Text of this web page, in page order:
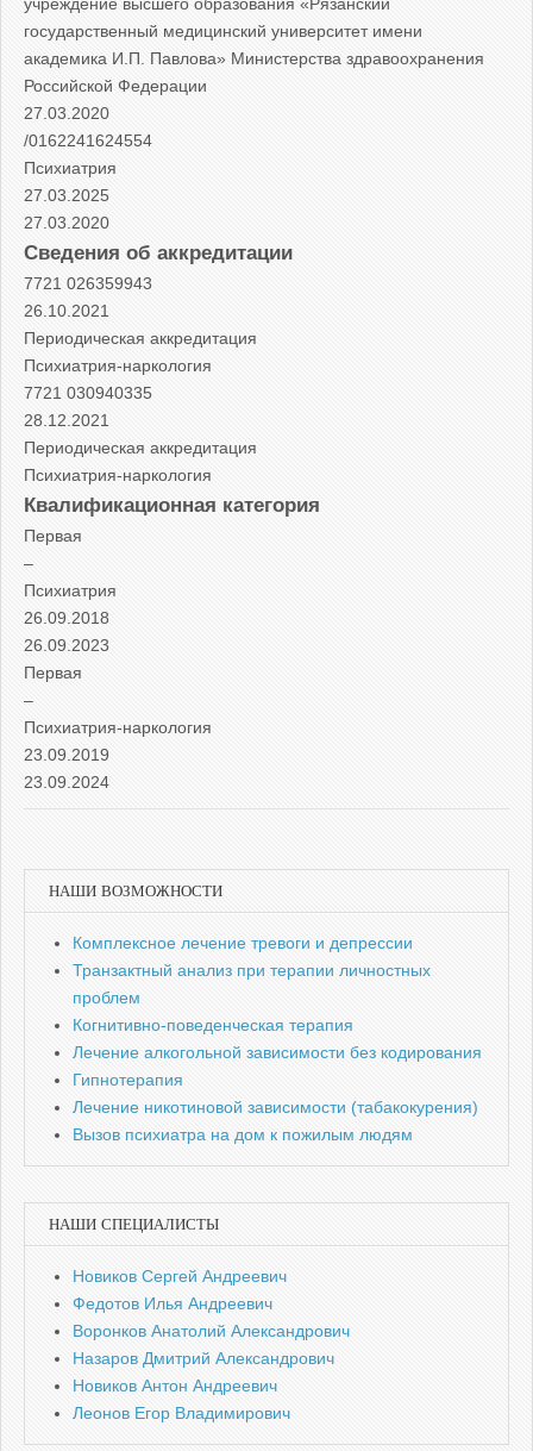
государственный медицинский университет имени
академика И.П. Павлова» Министерства здравоохранения
Российской Федерации
27.03.2020
/0162241624554
Психиатрия
27.03.2025
27.03.2020
Cведения об аккредитации
7721 026359943
26.10.2021
Периодическая аккредитация
Психиатрия-наркология
7721 030940335
28.12.2021
Периодическая аккредитация
Психиатрия-наркология
Квалификационная категория
Первая
–
Психиатрия
26.09.2018
26.09.2023
Первая
–
Психиатрия-наркология
23.09.2019
23.09.2024
НАШИ ВОЗМОЖНОСТИ
Комплексное лечение тревоги и депрессии
Транзактный анализ при терапии личностных
проблем
Когнитивно-поведенческая терапия
Лечение алкогольной зависимости без кодирования
Гипнотерапия
Лечение никотиновой зависимости (табакокурения)
Вызов психиатра на дом к пожилым людям
НАШИ СПЕЦИАЛИСТЫ
Новиков Сергей Андреевич
Федотов Илья Андреевич
Воронков Анатолий Александрович
Назаров Дмитрий Александрович
Новиков Антон Андреевич
Леонов Егор Владимирович